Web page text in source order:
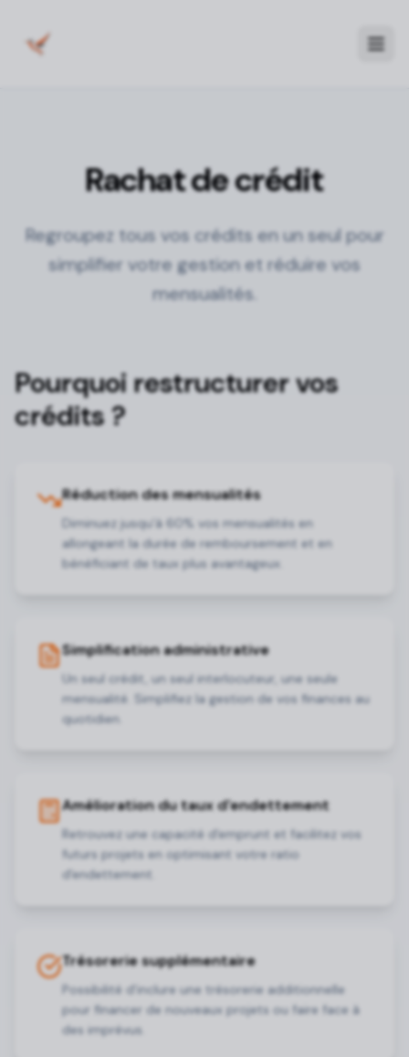
Rachat de crédit
Regroupez tous vos crédits en un seul pour
simplifier votre gestion et réduire vos
mensualités.
Pourquoi restructurer vos
crédits ?
Réduction des mensualités
Diminuez jusqu'à 60% vos mensualités en
allongeant la durée de remboursement et en
bénéficiant de taux plus avantageux.
Simplification administrative
Un seul crédit, un seul interlocuteur, une seule
mensualité. Simplifiez la gestion de vos finances au
quotidien.
Amélioration du taux d'endettement
Retrouvez une capacité d'emprunt et facilitez vos
futurs projets en optimisant votre ratio
d'endettement.
Trésorerie supplémentaire
Possibilité d'inclure une trésorerie additionnelle
pour financer de nouveaux projets ou faire face à
des imprévus.